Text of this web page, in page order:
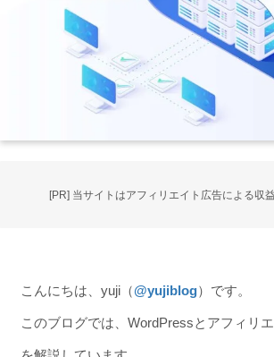
[PR] 当サイトはアフィリエイト広告による収
こんにちは、yuji（@yujiblog）です。
このブログでは、WordPressとアフィリ